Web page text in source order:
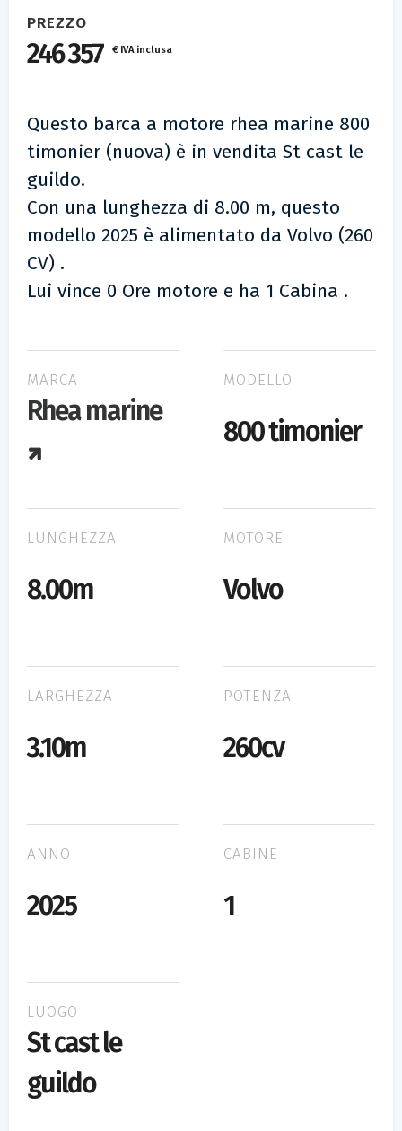
PREZZO
246 357 € IVA inclusa
Questo barca a motore rhea marine 800
timonier (nuova) è in vendita St cast le
guildo.
Con una lunghezza di 8.00 m, questo
modello 2025 è alimentato da Volvo (260
CV) .
Lui vince 0 Ore motore e ha 1 Cabina .
MARCA
Rhea marine
MODELLO
800 timonier
LUNGHEZZA
8.00m
MOTORE
Volvo
LARGHEZZA
3.10m
POTENZA
260cv
ANNO
2025
CABINE
1
LUOGO
St cast le
guildo